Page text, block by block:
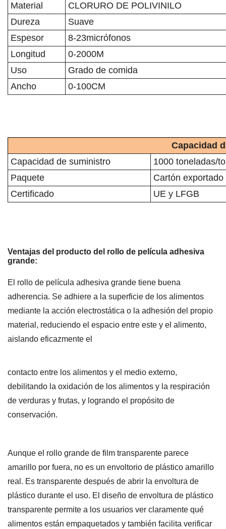
Material
CLORURO DE POLIVINILO
Dureza
Suave
Espesor
8-23micrófonos
Longitud
0-2000M
Uso
Grado de comida
Ancho
0-100CM
Capacidad
Capacidad de suministro
1000 toneladas/
Paquete
Cartón
Certificado
UE y LFGB
Ventajas del producto del rollo de película adhesiva
grande:
El rollo de película adhesiva grande tiene buena
adherencia. Se adhiere a la superficie de los alimentos
mediante la acción electrostática o la adhesión del propio
material, reduciendo el espacio entre este y el alimento,
aislando eficazmente el
contacto entre los alimentos y el medio externo,
debilitando la oxidación de los alimentos y la respiración
de verduras y frutas, y logrando el propósito de
conservación.
Aunque el rollo grande de film transparente parece
amarillo por fuera, no es un envoltorio de plástico amarillo
real. Es transparente después de abrir la envoltura de
plástico durante el uso. El diseño de envoltura de plástico
transparente permite a los usuarios ver claramente qué
alimentos están empaquetados y también facilita verificar